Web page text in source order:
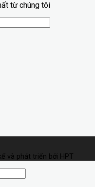
từ chúng tôi
và phát triển bởi HPT